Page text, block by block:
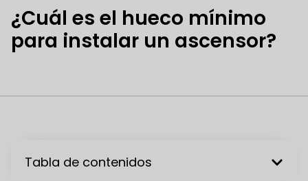
¿Cuál es el hueco mínimo
para instalar un ascensor?
Tabla de contenidos